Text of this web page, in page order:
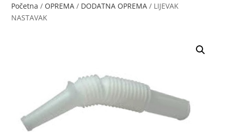
Početna / OPREMA / DODATNA OPREMA / LIJEVAK
NASTAVAK